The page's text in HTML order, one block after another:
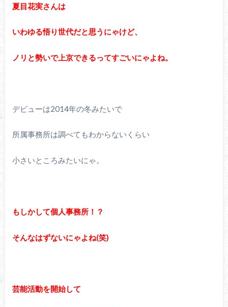
夏目花実さんは
いわゆる悟り世代だと思うにゃけど、
ノリと勢いで上京できるってすごいにゃよね。
デビューは2014年の冬みたいで
所属事務所は調べてもわからないくらい
小さいところみたいにゃ。
もしかして個人事務所！？
そんなはずないにゃよね(笑)
芸能活動を開始して